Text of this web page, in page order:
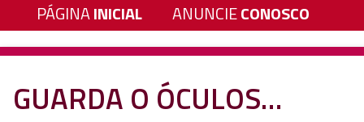
PÁGINAINICIAL ANUNCIECONOSCO
GUARDA O ÓCULOS…